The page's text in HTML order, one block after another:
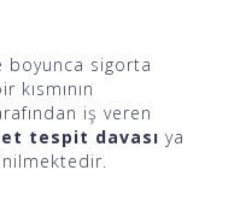
boyunca sigorta
kısmının
iş veren
tespit davası ya